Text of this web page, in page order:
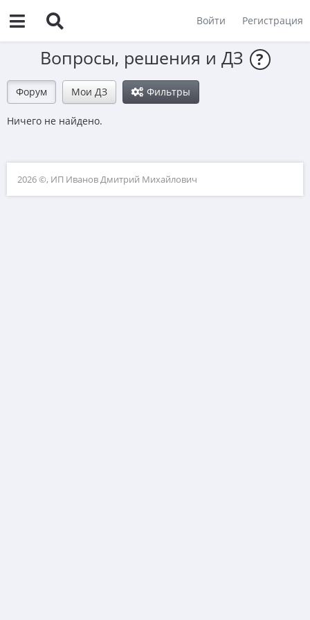
Войти Регистрация
Вопросы, решения и ДЗ ?
Форум Мои ДЗ Фильтры
Ничего не найдено.
2026 ©, ИП Иванов Дмитрий Михайлович